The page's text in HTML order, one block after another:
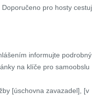
pro hosty cestuj
informujte podrobný
na klíče pro samoobslu
[úschovna zavazadel], [v